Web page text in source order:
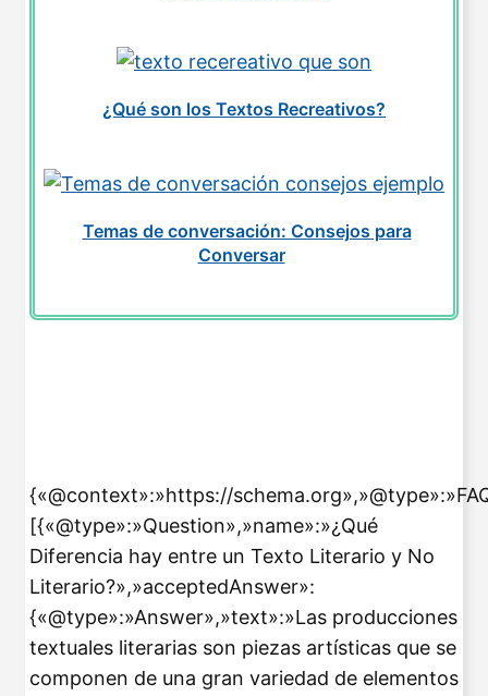
¿Qué son los Textos Recreativos?
Temas de conversación: Consejos para
Conversar
{«@context»:»https://
[{«@type»:»Question»,»name»:»¿Qué
Diferencia hay entre un Texto Literario y No
Literario?»,»acceptedAnswer»:
{«@type»:»Answer»,»text»:»Las producciones
textuales literarias son piezas artísticas que se
componen de una gran variedad de elementos